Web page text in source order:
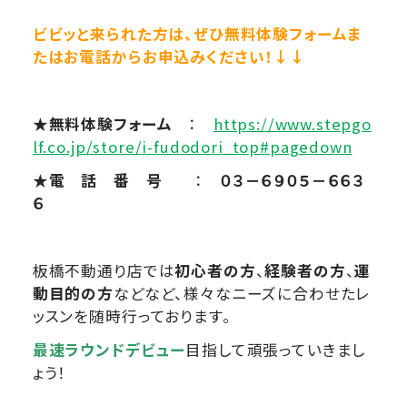
ビビッと来られた方は、ぜひ無料体験フォームま
たはお電話からお申込みください！↓↓
★無料体験フォーム ： https://www.stepgo
lf.co.jp/store/i-fudodori_top#pagedown
★電 話 番 号
： ０３－６９０５－６６３
６
板橋不動通り店では初心者の方、経験者の方、運
動目的の方などなど、様々なニーズに合わせたレ
ッスンを随時行っております。
最速ラウンドデビュー目指して頑張っていきまし
ょう！